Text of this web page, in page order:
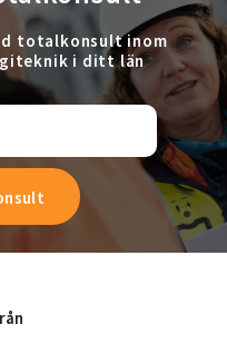
totalkonsult inom
i ditt län